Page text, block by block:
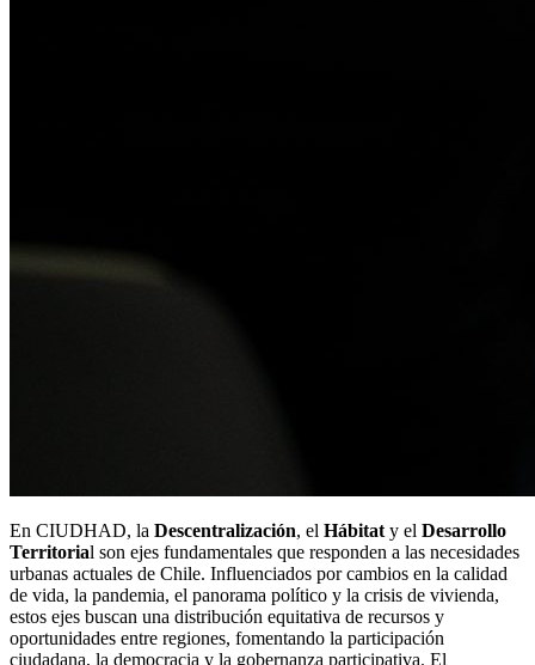
En CIUDHAD, la Descentralización, el Hábitat y el Desarrollo
Territorial son ejes fundamentales que responden a las necesidades
urbanas actuales de Chile. Influenciados por cambios en la calidad
de vida, la pandemia, el panorama político y la crisis de vivienda,
estos ejes buscan una distribución equitativa de recursos y
oportunidades entre regiones, fomentando la participación
ciudadana, la democracia y la gobernanza participativa. El